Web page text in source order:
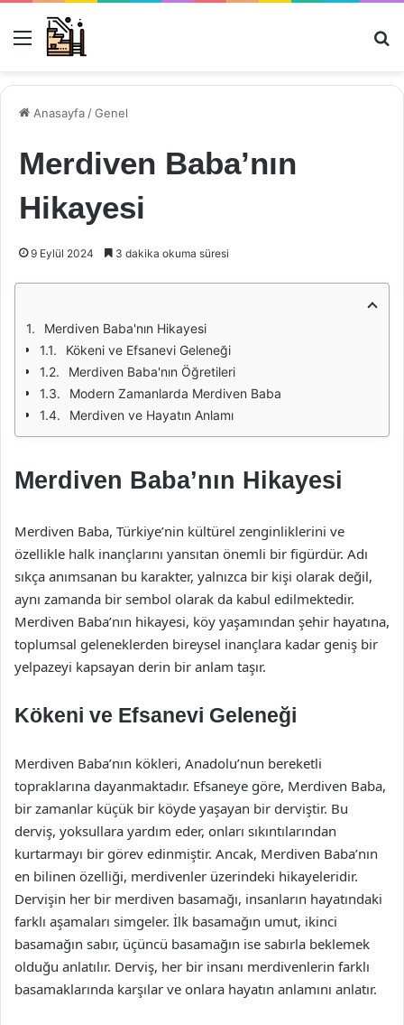
Menü
Anasayfa /Genel
Merdiven Baba’nın
Hikayesi
9 Eylül 2024 3 dakika okuma süresi
Merdiven Baba'nın Hikayesi
Kökeni ve Efsanevi Geleneği
Merdiven Baba'nın Öğretileri
Modern Zamanlarda Merdiven Baba
Merdiven ve Hayatın Anlamı
Merdiven Baba’nın Hikayesi
Merdiven Baba, Türkiye’nin kültürel zenginliklerini ve
özellikle halk inançlarını yansıtan önemli bir figürdür. Adı
sıkça anımsanan bu karakter, yalnızca bir kişi olarak değil,
aynı zamanda bir sembol olarak da kabul edilmektedir.
Merdiven Baba’nın hikayesi, köy yaşamından şehir hayatına,
toplumsal geleneklerden bireysel inançlara kadar geniş bir
yelpazeyi kapsayan derin bir anlam taşır.
Kökeni ve Efsanevi Geleneği
Merdiven Baba’nın kökleri, Anadolu’nun bereketli
topraklarına dayanmaktadır. Efsaneye göre, Merdiven Baba,
bir zamanlar küçük bir köyde yaşayan bir derviştir. Bu
derviş, yoksullara yardım eder, onları sıkıntılarından
kurtarmayı bir görev edinmiştir. Ancak, Merdiven Baba’nın
en bilinen özelliği, merdivenler üzerindeki hikayeleridir.
Dervişin her bir merdiven basamağı, insanların hayatındaki
farklı aşamaları simgeler. İlk basamağın umut, ikinci
basamağın sabır, üçüncü basamağın ise sabırla beklemek
olduğu anlatılır. Derviş, her bir insanı merdivenlerin farklı
basamaklarında karşılar ve onlara hayatın anlamını anlatır.